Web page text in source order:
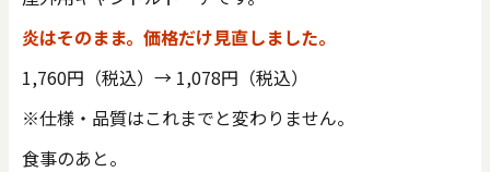
炎はそのまま。価格だけ見直しました。
1,760円（税込）→ 1,078円（税込）
※仕様・品質はこれまでと変わりません。
食事のあと。